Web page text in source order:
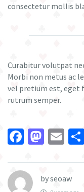
consectetur mollis
Curabitur volutpat
Morbi non metus ac
vel pretium est, eget
rutrum semper.
Facebook
byseoaw